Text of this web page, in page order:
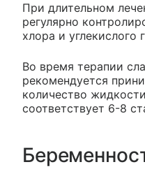
При длительном
регулярно
хлора и углекислого
Во время терапии
рекомендуется
количество
соответствует 6-8